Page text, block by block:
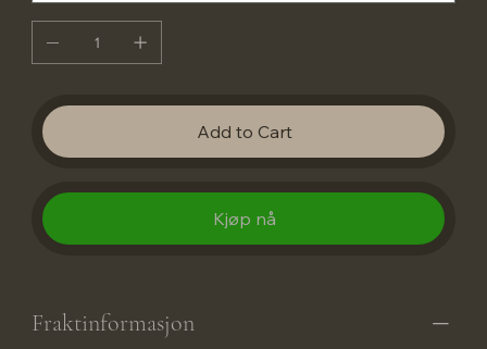
Add to Cart
Kjøp nå
Fraktinformasjon